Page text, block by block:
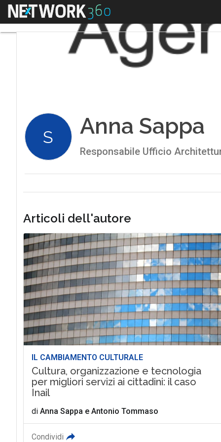
Menu
S Anna Sappa
Responsabile Ufficio
Articoli dell'autore
IL CAMBIAMENTO CULTURALE
Cultura, organizzazione e tecnologia
per migliori servizi ai cittadini: il caso
Inail
di Anna Sappa e Antonio Tommaso
Condividi